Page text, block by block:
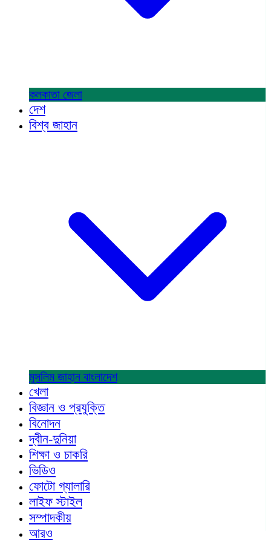
কলকাতা জেলা
দেশ
বিশ্ব জাহান
মুসলিম জাহান বাংলাদেশ
খেলা
বিজ্ঞান ও প্রযুক্তি
বিনোদন
দ্বীন-দুনিয়া
শিক্ষা ও চাকরি
ভিডিও
ফোটো গ্যালারি
লাইফ স্টাইল
সম্পাদকীয়
আরও